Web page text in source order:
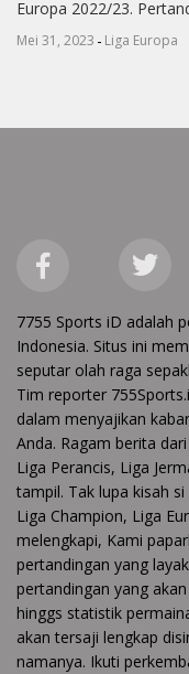
Europa 2022/23.
Mei 31, 2023 - Liga Europa
7755 Sports iD adalah
Indonesia. Situs ini
seputar olah raga
Tim reporter
dalam menyajikan
Anda. Ragam berita
Liga Perancis, Liga
tampil. Tak lupa kisah
Liga Champion, Liga
melengkapi, Kami
pertandingan yang
pertandingan yang
hinggs statistik
akan tersaji lengkap
namanya. Ikuti